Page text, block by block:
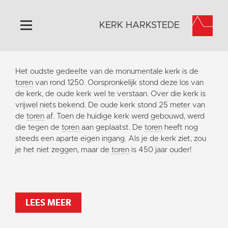
Home
Algemeen
Historie
Omgeving
Activiteiten
Steun ons
KERK HARKSTEDE
Het oudste gedeelte van de monumentale kerk is de
toren van rond 1250. Oorspronkelijk stond deze los van
de kerk, de oude kerk wel te verstaan. Over die kerk is
vrijwel niets bekend. De oude kerk stond 25 meter van
de toren af. Toen de huidige kerk werd gebouwd, werd
die tegen de toren aan geplaatst. De toren heeft nog
steeds een aparte eigen ingang. Als je de kerk ziet, zou
je het niet zeggen, maar de toren is 450 jaar ouder!
LEES MEER